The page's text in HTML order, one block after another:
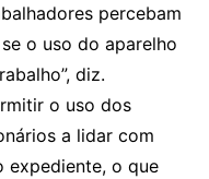
percebam
o uso do aparelho
diz.
o uso dos
a lidar com
expediente, o que